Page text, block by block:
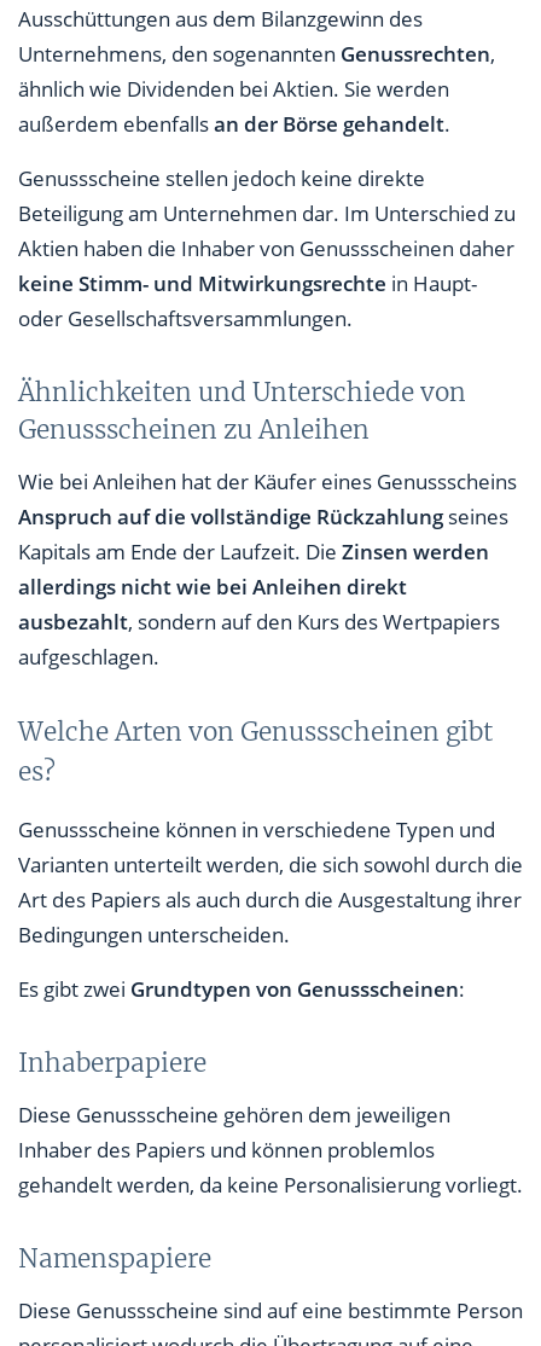
Ausschüttungen aus dem Bilanzgewinn des
Unternehmens, den sogenannten Genussrechten,
ähnlich wie Dividenden bei Aktien. Sie werden
außerdem ebenfallsan der Börse gehandelt.
Genussscheine stellen jedoch keine direkte
Beteiligung am Unternehmen dar. Im Unterschied zu
Aktien haben die Inhaber von Genussscheinen daher
keine Stimm- und Mitwirkungsrechte in Haupt-
oder Gesellschaftsversammlungen.
Ähnlichkeiten und Unterschiede von
Genussscheinen zu Anleihen
Wie bei Anleihen hat der Käufer eines Genussscheins
Anspruch auf die vollständige Rückzahlungseines
Kapitals am Ende der Laufzeit. Die Zinsen werden
allerdings nicht wie bei Anleihen direkt
ausbezahlt, sondern auf den Kurs des Wertpapiers
aufgeschlagen.
Welche Arten von Genussscheinen gibt
es?
Genussscheine können in verschiedene Typen und
Varianten unterteilt werden, die sich sowohl durch die
Art des Papiers als auch durch die Ausgestaltung ihrer
Bedingungen unterscheiden.
Es gibt zwei Grundtypen von Genussscheinen:
Inhaberpapiere
Diese Genussscheine gehören dem jeweiligen
Inhaber des Papiers und können problemlos
gehandelt werden, da keine Personalisierung vorliegt.
Namenspapiere
Diese Genussscheine sind auf eine bestimmte Person